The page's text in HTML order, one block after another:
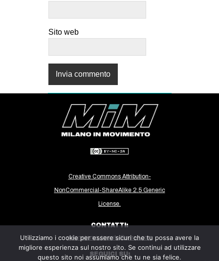
Sito web
Creative Commons Attribution-
NonCommercial-ShareAlike 2.5 Generic
License.
CONTATTI:
milanoinmovimento@gmail.com
SEGUICI SU:
Utilizziamo i cookie per essere sicuri che tu possa avere la
migliore esperienza sul nostro sito. Se continui ad utilizzare
questo sito noi assumiamo che tu ne sia felice.